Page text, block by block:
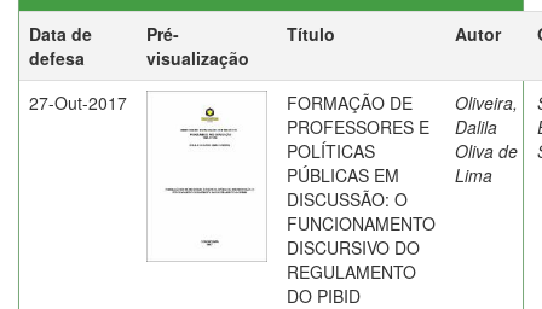
Data de
defesa
Pré-
visualização
Título Autor
27-Out-2017
FORMAÇÃO DE
PROFESSORES E
POLÍTICAS
PÚBLICAS EM
DISCUSSÃO: O
FUNCIONAMENTO
DISCURSIVO DO
REGULAMENTO
DO PIBID
Oliveira,
Dalila
Oliva de
Lima